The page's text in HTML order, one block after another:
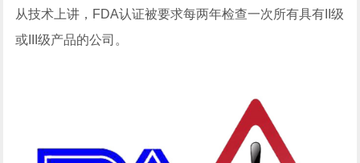
从技术上讲，FDA认证被要求每两年检查一次所有具有II级
或III级产品的公司。